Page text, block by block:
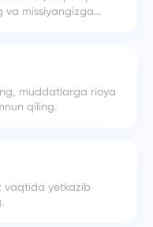
missiyangizga
muddatlarga rioya
qiling.
vaqtida yetkazib